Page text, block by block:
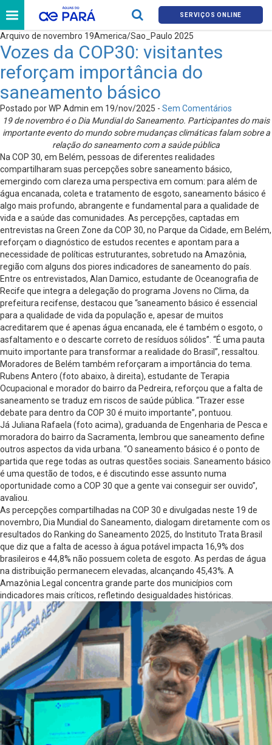
SERVIÇOS ONLINE
Arquivo de novembro 19America/Sao_Paulo 2025
Vozes da COP30: visitantes
reforçam importância do
saneamento básico
Postado por WP Admin em 19/nov/2025 - Sem Comentários
19 de novembro é o Dia Mundial do Saneamento. Participantes do mais
importante evento do mundo sobre mudanças climáticas falam sobre a
relação do saneamento com a saúde pública
Na COP 30, em Belém, pessoas de diferentes realidades
compartilharam suas percepções sobre saneamento básico,
emergindo com clareza uma perspectiva em comum: para além de
água encanada, coleta e tratamento de esgoto, saneamento básico é
algo mais profundo, abrangente e fundamental para a qualidade de
vida e a saúde das comunidades. As percepções, captadas em
entrevistas na Green Zone da COP 30, no Parque da Cidade, em Belém,
reforçam o diagnóstico de estudos recentes e apontam para a
necessidade de políticas estruturantes, sobretudo na Amazônia,
região com alguns dos piores indicadores de saneamento do país.
Entre os entrevistados, Alan Damico, estudante de Oceanografia de
Recife que integra a delegação do programa Jovens no Clima, da
prefeitura recifense, destacou que “saneamento básico é essencial
para a qualidade de vida da população e, apesar de muitos
acreditarem que é apenas água encanada, ele é também o esgoto, o
asfaltamento e o descarte correto de resíduos sólidos”. “É uma pauta
muito importante para transformar a realidade do Brasil”, ressaltou.
Moradores de Belém também reforçaram a importância do tema.
Rubens Antero (foto abaixo, à direita), estudante de Terapia
Ocupacional e morador do bairro da Pedreira, reforçou que a falta de
saneamento se traduz em riscos de saúde pública. “Trazer esse
debate para dentro da COP 30 é muito importante”, pontuou.
Já Juliana Rafaela (foto acima), graduanda de Engenharia de Pesca e
moradora do bairro da Sacramenta, lembrou que saneamento define
outros aspectos da vida urbana. “O saneamento básico é o ponto de
partida que rege todas as outras questões sociais. Saneamento básico
é uma questão de todos, e é discutindo esse assunto numa
oportunidade como a COP 30 que a gente vai conseguir ser ouvido”,
avaliou.
As percepções compartilhadas na COP 30 e divulgadas neste 19 de
novembro, Dia Mundial do Saneamento, dialogam diretamente com os
resultados do Ranking do Saneamento 2025, do Instituto Trata Brasil
que diz que a falta de acesso à água potável impacta 16,9% dos
brasileiros e 44,8% não possuem coleta de esgoto. As perdas de água
na distribuição permanecem elevadas, alcançando 45,43%. A
Amazônia Legal concentra grande parte dos municípios com
indicadores mais críticos, refletindo desigualdades históricas.